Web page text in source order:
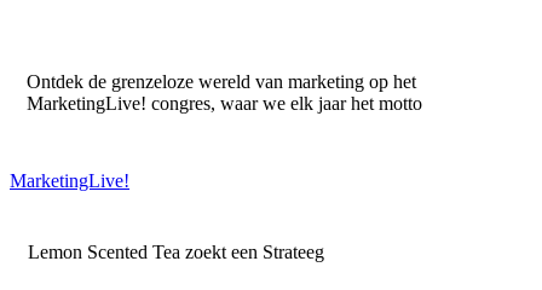
Ontdek de grenzeloze wereld van marketing op het
MarketingLive! congres, waar we elk jaar het motto
MarketingLive!
Lemon Scented Tea zoekt een Strateeg